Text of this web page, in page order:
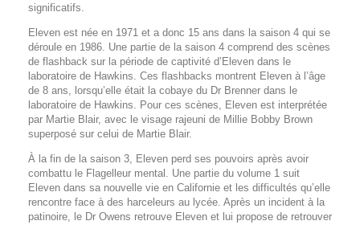
significatifs.
Eleven est née en 1971 et a donc 15 ans dans la saison 4 qui se
déroule en 1986. Une partie de la saison 4 comprend des scènes
de flashback sur la période de captivité d’Eleven dans le
laboratoire de Hawkins. Ces flashbacks montrent Eleven à l’âge
de 8 ans, lorsqu’elle était la cobaye du Dr Brenner dans le
laboratoire de Hawkins. Pour ces scènes, Eleven est interprétée
par Martie Blair, avec le visage rajeuni de Millie Bobby Brown
superposé sur celui de Martie Blair.
À la fin de la saison 3, Eleven perd ses pouvoirs après avoir
combattu le Flagelleur mental. Une partie du volume 1 suit
Eleven dans sa nouvelle vie en Californie et les difficultés qu’elle
rencontre face à des harceleurs au lycée. Après un incident à la
patinoire, le Dr Owens retrouve Eleven et lui propose de retrouver